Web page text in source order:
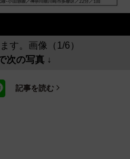
す。画像（1/6）
次の写真 ↓
記事を読む